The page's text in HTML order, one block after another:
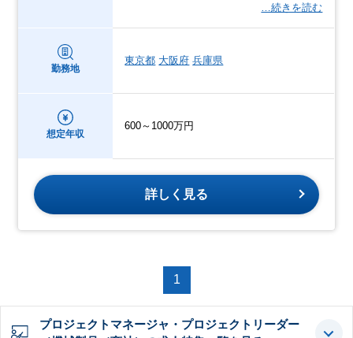
…続きを読む
勤務地
東京都 大阪府 兵庫県
想定年収
600～1000万円
詳しく見る
1
プロジェクトマネージャ・プロジェクトリーダー